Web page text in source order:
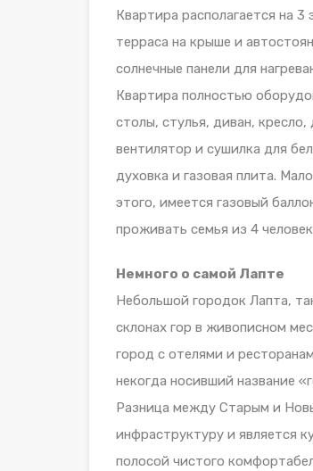
Квартира располагается на
терраса на крыше и
солнечные панели для
Квартира полностью
столы, стулья, диван,
вентилятор и сушилка для
духовка и газовая плита.
этого, имеется газовый
проживать семья из 4
Немного о самой Лапте
Небольшой городок Лапта,
склонах гор в живописном
город с отелями и
некогда носивший название
Разница между Старым и
инфраструктуру и является
полосой чистого